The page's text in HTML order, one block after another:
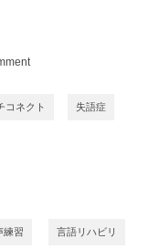
コネクト 失語症
練習 言語リハビリ